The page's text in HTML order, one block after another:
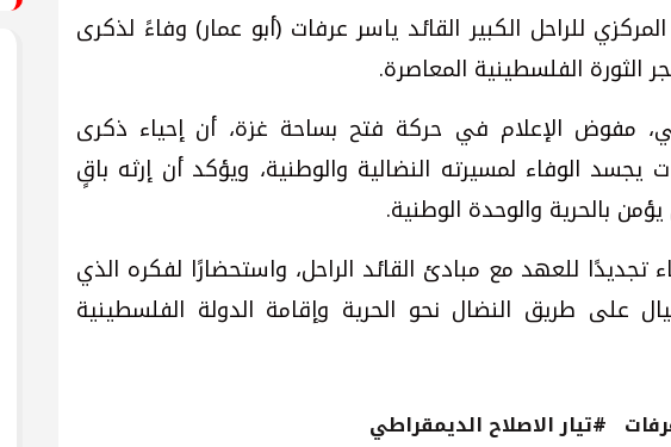
للراحل الكبير القائد ياسر عرفات (أبو عمار) وفاءً لذكرى
الثورة الفلسطينية المعاصرة.
مفوض الإعلام في حركة فتح بساحة غزة، أن إحياء ذكرى
يجسد الوفاء لمسيرته النضالية والوطنية، ويؤكد أن إرثه باقٍ
بالحرية والوحدة الوطنية.
تجديدًا للعهد مع مبادئ القائد الراحل، واستحضارًا لفكره الذي
على طريق النضال نحو الحرية وإقامة الدولة الفلسطينية
#تيار الاصلاح الديمقراطي